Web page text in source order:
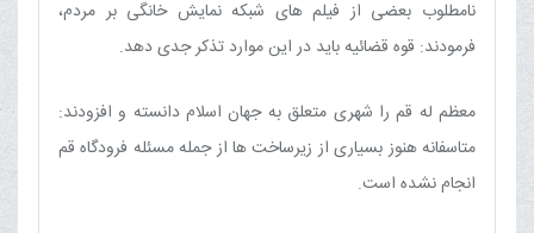
نامطلوب بعضی از فیلم های شبکه نمایش خانگی بر مردم،
فرمودند: قوه قضائیه باید در این موارد تذکر جدی دهد.
معظم له قم را شهری متعلق به جهان اسلام دانسته و افزودند:
متاسفانه هنوز بسیاری از زیرساخت ها از جمله مسئله فرودگاه قم
انجام نشده است.